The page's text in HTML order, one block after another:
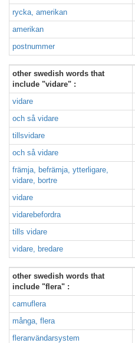
rycka, amerikan
amerikan
postnummer
other swedish words that
include "vidare" :
vidare
och så vidare
tillsvidare
och så vidare
främja, befrämja, ytterligare,
vidare, bortre
vidare
vidarebefordra
tills vidare
vidare, bredare
other swedish words that
include "flera" :
camuflera
många, flera
fleranvändarsystem